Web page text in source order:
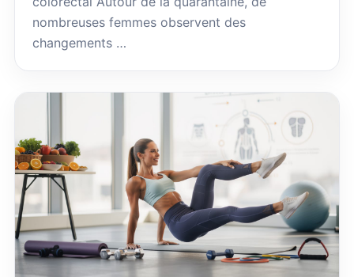
nombreuses femmes observent des
changements …